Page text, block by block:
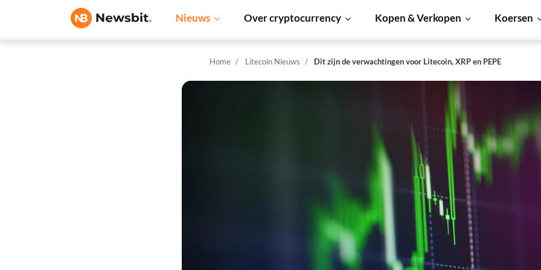
Nieuws Over cryptocurrency Kopen & Verkopen Koersen
Home Litecoin Nieuws Dit zijn de verwachtingen voor Litecoin, XRP en PEPE